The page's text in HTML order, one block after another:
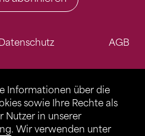
Informationen über die
sowie Ihre Rechte als
Nutzer in unserer
. Wir verwenden unter
Datenschutz AGB